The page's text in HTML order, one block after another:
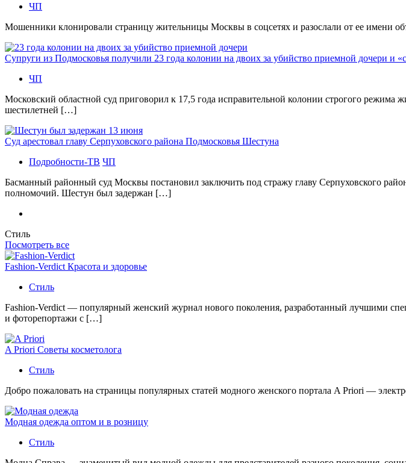
ЧП
Мошенники клонировали страницу жительницы Москвы в соцсетях и разослали от ее имени
Супруги из Подмосковья получили 23 года колонии на двоих за убийство приемной дочери и
ЧП
Московский областной суд приговорил к 17,5 года исправительной колонии строгого
шестилетней […]
Суд арестовал главу Серпуховского района Подмосковья Шестуна
Подробности-ТВ ЧП
Басманный районный суд Москвы постановил заключить под стражу главу Серпуховского
полномочий. Шестун был задержан […]
Стиль
Посмотреть все
Fashion-Verdict Красота и здоровье
Стиль
Fashion-Verdict — популярный женский журнал нового поколения, разработанный лучшими
и фоторепортажи с […]
A Priori Советы косметолога
Стиль
Добро пожаловать на страницы популярных статей модного женского портала A Priori —
Модная одежда оптом и в розницу
Стиль